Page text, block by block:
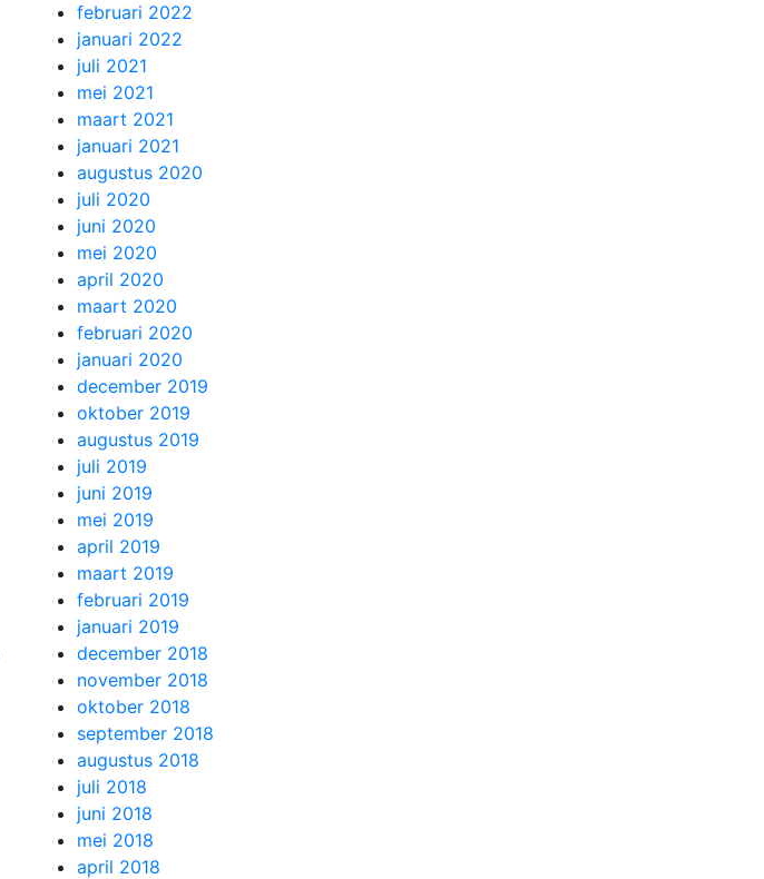
februari 2022
januari 2022
juli 2021
mei 2021
maart 2021
januari 2021
augustus 2020
juli 2020
juni 2020
mei 2020
april 2020
maart 2020
februari 2020
januari 2020
december 2019
oktober 2019
augustus 2019
juli 2019
juni 2019
mei 2019
april 2019
maart 2019
februari 2019
januari 2019
december 2018
november 2018
oktober 2018
september 2018
augustus 2018
juli 2018
juni 2018
mei 2018
april 2018